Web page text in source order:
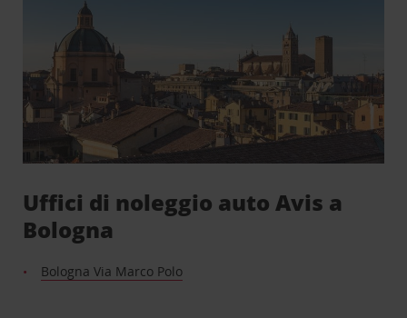
Uffici di noleggio auto Avis a
Bologna
Bologna Via Marco Polo